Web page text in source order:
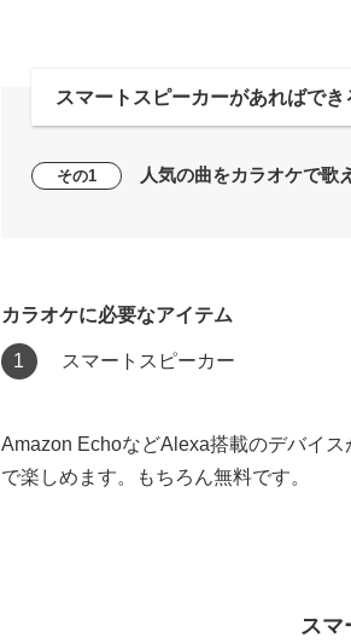
スマートスピーカーがあればでき
その1 人気の曲をカラオケで歌
カラオケに必要なアイテム
スマートスピーカー
Amazon EchoなどAlexa搭載のデバイ
で楽しめます。もちろん無料です。
スマ